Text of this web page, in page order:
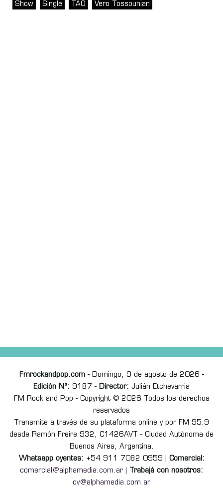
Show Single TAO Vero Tossounian
Fmrockandpop.com- Domingo, 9 de agosto de 2026 -
Edición Nº: 9187 - Director: Julián Etchevarria
FM Rock and Pop - Copyright © 2026 Todos los derechos
reservados
Transmite a través de su plataforma online y por FM 95.9
desde Ramón Freire 932, C1426AVT - Ciudad Autónoma de
Buenos Aires, Argentina.
Whatsapp oyentes: +54 911 7082 0959 | Comercial:
comercial@alphamedia.com.ar
Trabajá con nosotros:
cv@alphamedia.com.ar